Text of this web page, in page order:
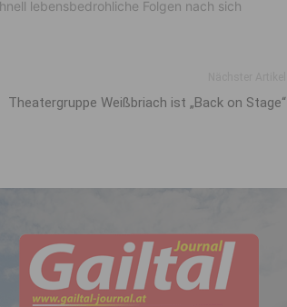
lebensbedrohliche Folgen nach sich
Theatergruppe Weißbriach ist „Back on Stage“